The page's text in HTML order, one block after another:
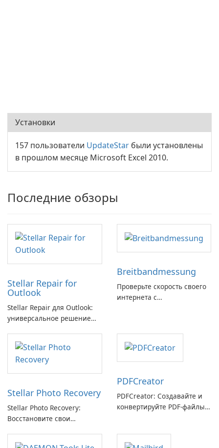
Установки
157 пользователи UpdateStar были установлены
в прошлом месяце Microsoft Excel 2010.
Последние обзоры
Stellar Repair for
Outlook
Stellar Repair для Outlook:
универсальное решение
электронной почты
Breitbandmessung
Проверьте скорость своего
интернета с
Stellar Photo Recovery
Stellar Photo Recovery:
Восстановите свои
с легкостью
PDFCreator
PDFCreator: Создавайте и
конвертируйте PDF-файлы с